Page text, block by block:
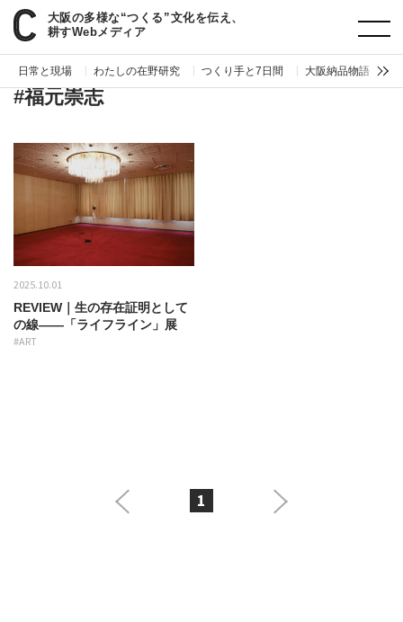
大阪の多様な“つくる”文化を伝え、
耕すWebメディア
日常と現場 わたしの在野研究 つくり手と7日間 大阪納品物語
paperC タグ 福元崇志
#福元崇志
2025.10.01
REVIEW｜生の存在証明として
の線——「ライフライン」展
#ART
1